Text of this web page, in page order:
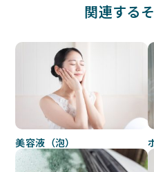
関連する
美容液（泡）